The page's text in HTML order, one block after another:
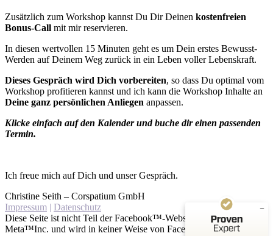
Zusätzlich zum Workshop kannst Du Dir Deinen kostenfreien
Bonus-Call mit mir reservieren.
In diesen wertvollen 15 Minuten geht es um Dein erstes Bewusst-
Werden auf Deinem Weg zurück in ein Leben voller Lebenskraft.
Dieses Gespräch wird Dich vorbereiten, so dass Du optimal vom
Workshop profitieren kannst und ich kann die Workshop Inhalte an
Deine ganz persönlichen Anliegen anpassen.
Klicke einfach auf den Kalender und buche dir einen passenden
Termin.
Ich freue mich auf Dich und unser Gespräch.
Christine Seith – Corspatium GmbH
Impressum | Datenschutz
Diese Seite ist nicht Teil der Facebook™-Website oder der
Meta™Inc. und wird in keiner Weise von Facebook™ unterstützt.
Kundenbewertungen und Erfahrungen zu
Christine Seith
4,94
Bewertungen auf ProvenExpert.com